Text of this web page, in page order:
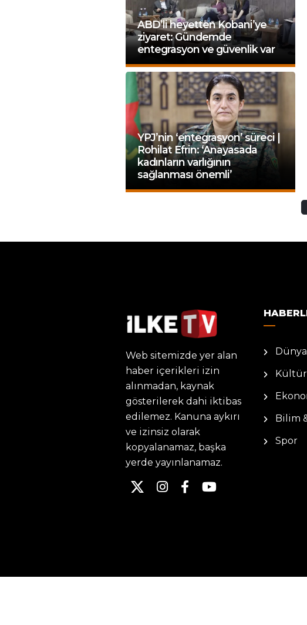
ABD’li heyetten Kobani’ye
ziyaret: Gündemde
entegrasyon ve güvenlik var
YPJ’nin ‘entegrasyon’ süreci |
Rohilat Efrin: ‘Anayasada
kadınların varlığının
sağlanması önemli’
Web sitemizde yer alan
haber içerikleri izin
alınmadan, kaynak
gösterilerek dahi iktibas
edilemez. Kanuna aykırı
ve izinsiz olarak
kopyalanamaz, başka
yerde yayınlanamaz.
Kültür
Bilim
Spor